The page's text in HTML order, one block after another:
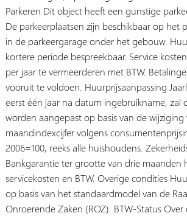
Parkeren Dit object heeft een gunstige
De parkeerplaatsen zijn beschikbaar op het
in de parkeergarage onder het gebouw.
kortere periode bespreekbaar. Service
per jaar te vermeerderen met BTW.
vooruit te voldoen. Huurprijsaanpassing
eerst één jaar na datum ingebruikname, zal
worden aangepast op basis van de
maandindexcijfer volgens
2006=100, reeks alle huishoudens.
Bankgarantie ter grootte van drie maanden
servicekosten en BTW. Overige condities
op basis van het standaardmodel van de
Onroerende Zaken (ROZ). BTW-Status